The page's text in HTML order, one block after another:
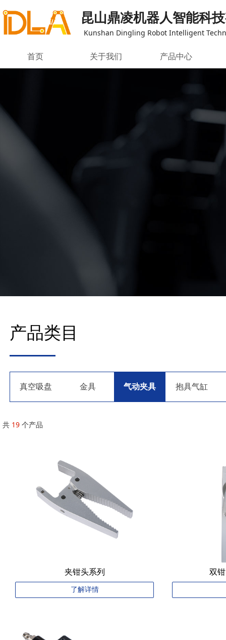
昆山鼎凌机器人智能科
Kunshan Dingling Robot Intelligent
首页 关于我们 产品中心
共 19 个产品
夹钳头系列
了解详情
双
产品类目
真空吸盘 金具 气动夹具 抱具气缸